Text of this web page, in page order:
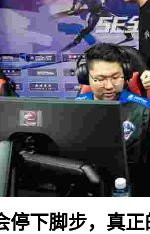
停下脚步，真